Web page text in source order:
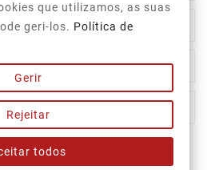


que utilizamos, as suas
geri-los. Política de
Gerir
Rejeitar
todos